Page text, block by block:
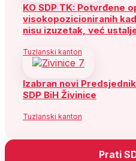
KO SDP TK: Potvrđene
visokopozicioniranih
nisu izuzetak, već
Tuzlanski kanton
Izabran novi
SDP BiH Živinice
Tuzlanski kanton
Prati